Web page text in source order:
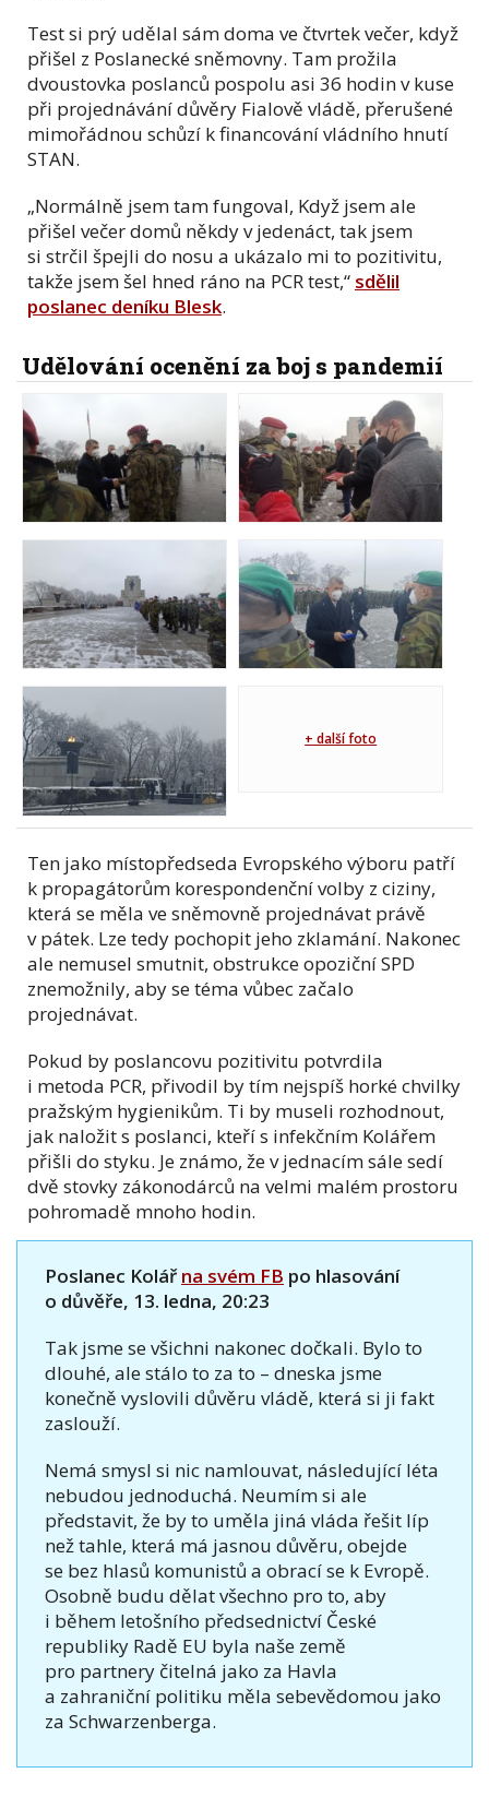
Test si prý udělal sám doma ve čtvrtek večer, když
přišel z Poslanecké sněmovny. Tam prožila
dvoustovka poslanců pospolu asi 36 hodin v kuse
při projednávání důvěry Fialově vládě, přerušené
mimořádnou schůzí k financování vládního hnutí
STAN.
„Normálně jsem tam fungoval, Když jsem ale
přišel večer domů někdy v jedenáct, tak jsem
si strčil špejli do nosu a ukázalo mi to pozitivitu,
takže jsem šel hned ráno na PCR test,“ sdělil
poslanec deníku Blesk.
Udělování ocenění za boj s pandemií
+ další foto
Ten jako místopředseda Evropského výboru patří
k propagátorům korespondenční volby z ciziny,
která se měla ve sněmovně projednávat právě
v pátek. Lze tedy pochopit jeho zklamání. Nakonec
ale nemusel smutnit, obstrukce opoziční SPD
znemožnily, aby se téma vůbec začalo
projednávat.
Pokud by poslancovu pozitivitu potvrdila
i metoda PCR, přivodil by tím nejspíš horké chvilky
pražským hygienikům. Ti by museli rozhodnout,
jak naložit s poslanci, kteří s infekčním Kolářem
přišli do styku. Je známo, že v jednacím sále sedí
dvě stovky zákonodárců na velmi malém prostoru
pohromadě mnoho hodin.
Poslanec Kolářna svém FB po hlasování
o důvěře, 13. ledna, 20:23
Tak jsme se všichni nakonec dočkali. Bylo to
dlouhé, ale stálo to za to – dneska jsme
konečně vyslovili důvěru vládě, která si ji fakt
zaslouží.
Nemá smysl si nic namlouvat, následující léta
nebudou jednoduchá. Neumím si ale
představit, že by to uměla jiná vláda řešit líp
než tahle, která má jasnou důvěru, obejde
se bez hlasů komunistů a obrací se k Evropě.
Osobně budu dělat všechno pro to, aby
i během letošního předsednictví České
republiky Radě EU byla naše země
pro partnery čitelná jako za Havla
a zahraniční politiku měla sebevědomou jako
za Schwarzenberga.